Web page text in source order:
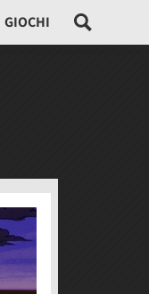
GIOCHI